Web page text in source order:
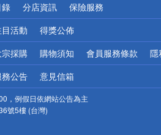
請小心！
分店資訊 保險服務
活動 得獎公佈
宗採購 購物須知 會員服務條款 隱
務公告 意見信箱
，例假日依網站公告為主
號5樓 (台灣)